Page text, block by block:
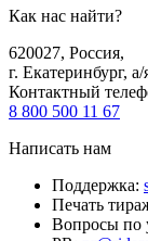
Как нас найти?
620027, Россия,
г. Екатеринбург, а/
Контактный
8 800 500 11 67
Написать нам
Поддержка:
Печать
Вопросы по